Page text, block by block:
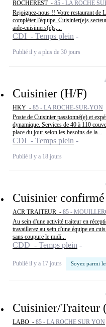
ROCHEREST - 85 - LA ROCHE
Rejoignez-nous !! Votre restaurant de
compléter l'équipe. Cuisinier(e)s
aide-cuisiniers(e)s,...
CDI - Temps plein
Publié il y a plus de 30 jours
Cuisinier (H/F)
HKY - 85 - LA ROCHE-SUR-YON
Poste de Cuisinier passionné(e) et
dynamique. Services de 40 à 110
place du jour selon les besoins de la...
CDI - Temps plein
Publié il y a 18 jours
Cuisinier
ACR TRAITEUR - 85 -
Au sein d'une activité traiteur en
travaillerez au sein d'une équipe en
sans coupure le midi...
CDD - Temps plein
Publié il y a 17 jours Soyez parmi
Cuisinier/Traiteur
LABO - 85 - LA ROCHE SUR YON